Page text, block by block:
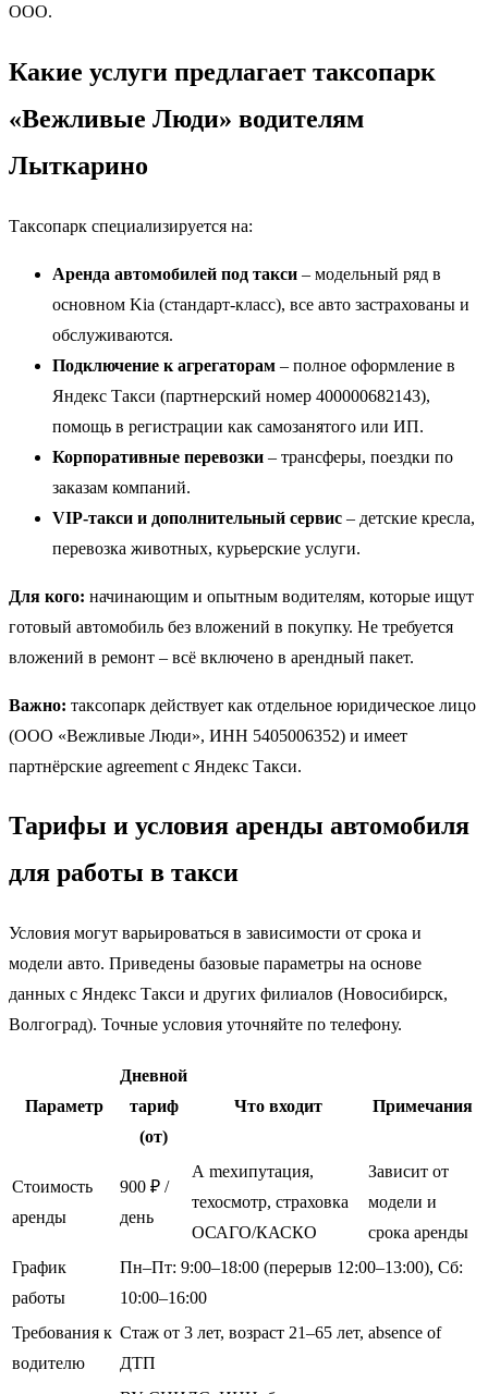
ООО.
Какие услуги предлагает таксопарк
«Вежливые Люди» водителям
Лыткарино
Таксопарк специализируется на:
Аренда автомобилей под такси – модельный ряд в
основном Kia (стандарт-класс), все авто застрахованы и
обслуживаются.
Подключение к агрегаторам – полное оформление в
Яндекс Такси (партнерский номер 400000682143),
помощь в регистрации как самозанятого или ИП.
Корпоративные перевозки – трансферы, поездки по
заказам компаний.
VIP-такси и дополнительный сервис – детские кресла,
перевозка животных, курьерские услуги.
Для кого: начинающим и опытным водителям, которые ищут
готовый автомобиль без вложений в покупку. Не требуется
вложений в ремонт – всё включено в арендный пакет.
Важно: таксопарк действует как отдельное юридическое лицо
(ООО «Вежливые Люди», ИНН 5405006352) и имеет
партнёрские agreement с Яндекс Такси.
Тарифы и условия аренды автомобиля
для работы в такси
Условия могут варьироваться в зависимости от срока и
модели авто. Приведены базовые параметры на основе
данных с Яндекс Такси и других филиалов (Новосибирск,
Волгоград). Точные условия уточняйте по телефону.
Параметр
Дневной
тариф
(от)
Что входит Примечания
Стоимость
аренды
900 ₽ /
день
А mexипутация,
техосмотр, страховка
ОСАГО/КАСКО
Зависит от
модели и
срока аренды
График
работы
Пн–Пт: 9:00–18:00 (перерыв 12:00–13:00), Сб:
10:00–16:00
Требования к
водителю
Стаж от 3 лет, возраст 21–65 лет, absence of
ДТП